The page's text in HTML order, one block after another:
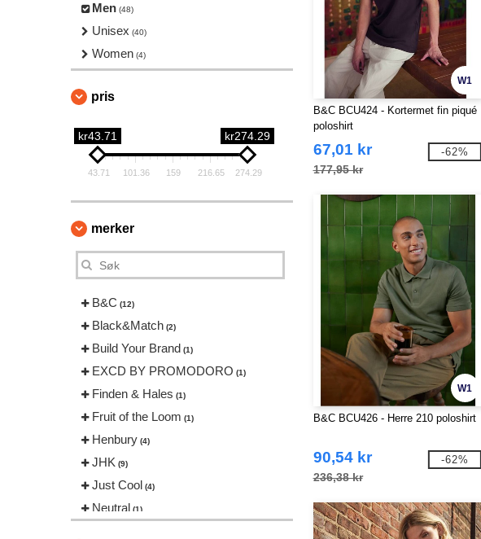
Men (48)
Unisex (40)
Women (4)
pris
kr43.71 kr274.29
43.71 101.36 159 216.65 274.29
merker
B&C (12)
Black&Match (2)
Build Your Brand (1)
EXCD BY PROMODORO (1)
Finden & Hales (1)
Fruit of the Loom (1)
Henbury (4)
JHK (9)
Just Cool (4)
Neutral (1)
W1
B&C BCU424 - Kortermet fin piqué
poloshirt
67,01 kr
177,95 kr
-62%
W1
B&C BCU426 - Herre 210 poloshirt
90,54 kr
236,38 kr
-62%